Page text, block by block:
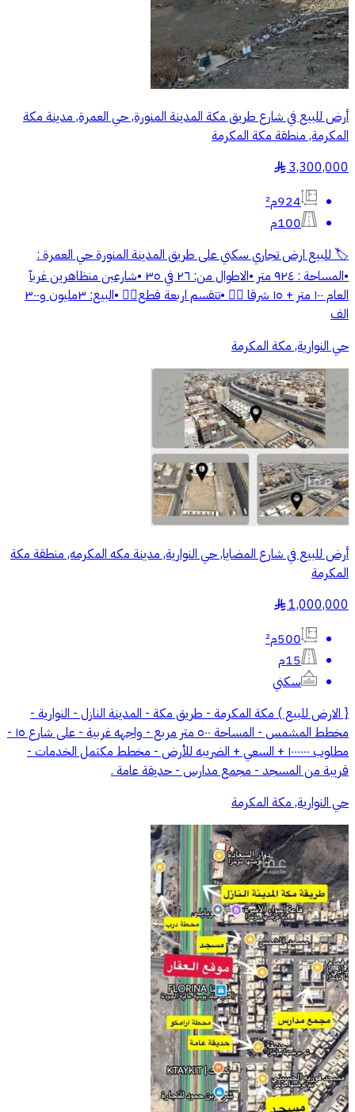
أرض للبيع في شارع طريق مكة المدينة المنورة, حي العمرة, مدينة مكة
المكرمة, منطقة مكة المكرمة
3,300,000
§
924م²
100م
🏷️ للبيع ارض تجاري سكني على طريق المدينة المنورة حي العمرة :
•المساحة : ٩٢٤ متر •الاطوال من: ٢٦ في ٣٥ •شارعين منظاهرين غربآ
العام ١٠٠ متر + ١٥ شرقا 👌🏼 •تتقسم اربعة فطع👌🏼 •البيع: ٣مليون و٣٠٠
الف
حي النوارية, مكة المكرمة
أرض للبيع في شارع المضايا, حي النوارية, مدينة مكه المكرمه, منطقة مكة
المكرمة
1,000,000
§
500م²
15م
سكني
{ الارض للبيع ) مكة المكرمة - طريق مكة - المدينة النازل - النوارية -
مخطط المشمس - المساحة ٥٠٠ متر مربع - واجهه غربية - على شارع ١٥ -
مطلوب ١٠٠٠٠٠٠ + السعي + الضريبه للأرض - مخطط مكتمل الخدمات -
قريبة من المسجد - مجمع مدارس - حديقة عامة .
حي النوارية, مكة المكرمة